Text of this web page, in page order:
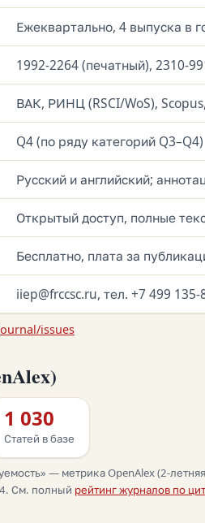
Ежеквартально, 4 выпуска в
1992-2264 (печатный), 2310-
ВАК, РИНЦ (RSCI/WoS),
Q4 (по ряду категорий Q3–Q4)
Русский и английский;
Открытый доступ, полные
Бесплатно, плата за
iiep@frccsc.ru, тел. +7 499 135-
issues
1 030
Статей в базе
— метрика OpenAlex (2-
См. полный рейтинг журналов по